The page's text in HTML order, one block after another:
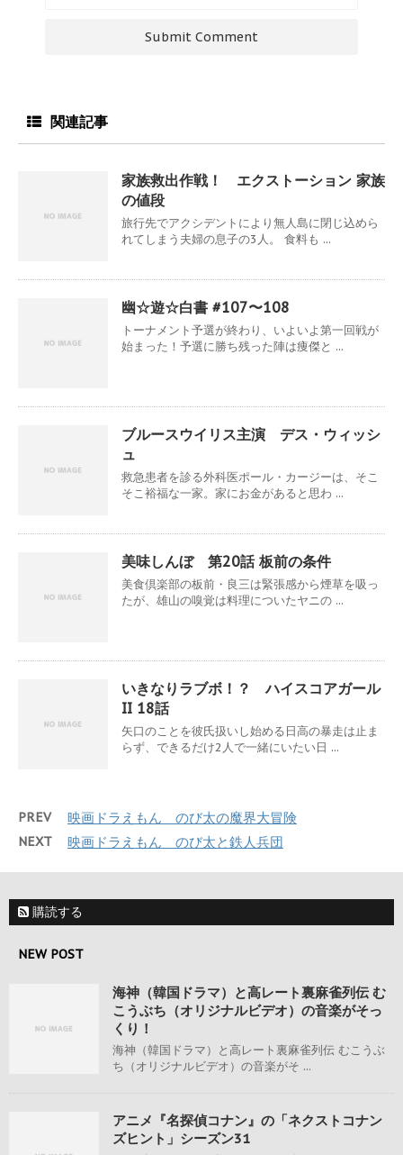
関連記事
家族救出作戦！ エクストーション 家族
の値段
旅行先でアクシデントにより無人島に閉じ込めら
れてしまう夫婦の息子の3人。 食料も ...
幽☆遊☆白書 #107〜108
トーナメント予選が終わり、いよいよ第一回戦が
始まった！予選に勝ち残った陣は痩傑と ...
ブルースウイリス主演 デス・ウィッシ
ュ
救急患者を診る外科医ポール・カージーは、そこ
そこ裕福な一家。家にお金があると思わ ...
美味しんぼ 第20話 板前の条件
美食倶楽部の板前・良三は緊張感から煙草を吸っ
たが、雄山の嗅覚は料理についたヤニの ...
いきなりラブボ！？ ハイスコアガール
II 18話
矢口のことを彼氏扱いし始める日高の暴走は止ま
らず、できるだけ2人で一緒にいたい日 ...
PREV 映画ドラえもん のび太の魔界大冒険
NEXT 映画ドラえもん のび太と鉄人兵団
購読する
NEW POST
海神（韓国ドラマ）と高レート裏麻雀列伝 む
こうぶち（オリジナルビデオ）の音楽がそっ
くり！
海神（韓国ドラマ）と高レート裏麻雀列伝 むこうぶ
ち（オリジナルビデオ）の音楽がそ ...
アニメ『名探偵コナン』の「ネクストコナン
ズヒント」シーズン31